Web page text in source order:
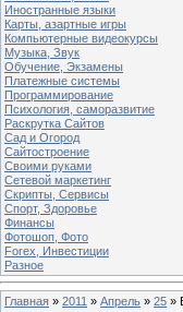
Иностранные языки
Карты, азартные игры
Компьютерные видеокурсы
Музыка, Звук
Обучение, Экзамены
Платежные системы
Программирование
Психология, саморазвитие
Раскрутка Сайтов
Cад и Огород
Сайтостроение
Своими руками
Сетевой маркетинг
Скрипты, Сервисы
Спорт, Здоровье
Финансы
Фотошоп, Фото
Forex, Инвестиции
Разное
Главная » 2011 » Апрель » 25 »